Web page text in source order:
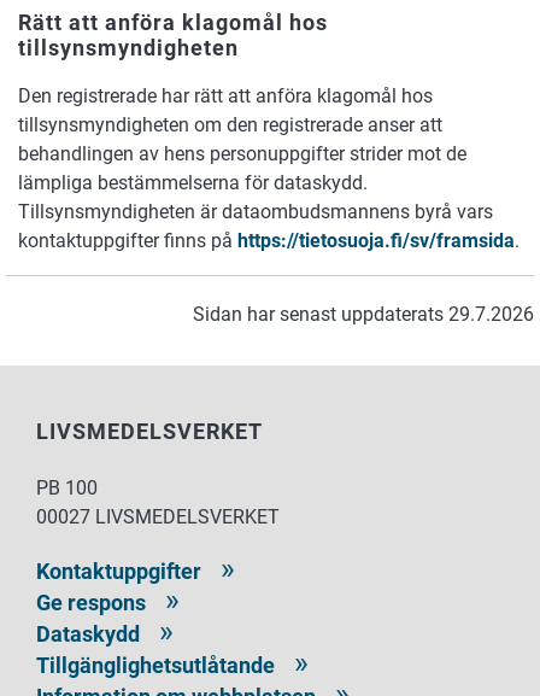
Rätt att anföra klagomål hos
tillsynsmyndigheten
Den registrerade har rätt att anföra klagomål hos
tillsynsmyndigheten om den registrerade anser att
behandlingen av hens personuppgifter strider mot de
lämpliga bestämmelserna för dataskydd.
Tillsynsmyndigheten är dataombudsmannens byrå vars
kontaktuppgifter finns på https://tietosuoja.fi/sv/framsida.
Sidan har senast uppdaterats 29.7.2026
LIVSMEDELSVERKET
PB 100
00027 LIVSMEDELSVERKET
Kontaktuppgifter
Ge respons
Dataskydd
Tillgänglighetsutlåtande